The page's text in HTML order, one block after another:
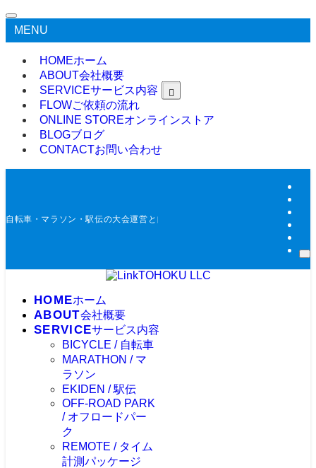
MENU
HOMEホーム
ABOUT会社概要
SERVICEサービス内容
FLOWご依頼の流れ
ONLINE STOREオンラインストア
BLOGブログ
CONTACTお問い合わせ
自転車・マラソン・駅伝の大会運営と自動タイム計測
HOMEホーム
ABOUT会社概要
SERVICEサービス内容
BICYCLE / 自転車
MARATHON / マ
ラソン
EKIDEN / 駅伝
OFF-ROAD PARK
/ オフロードパー
ク
REMOTE / タイム
計測パッケージ